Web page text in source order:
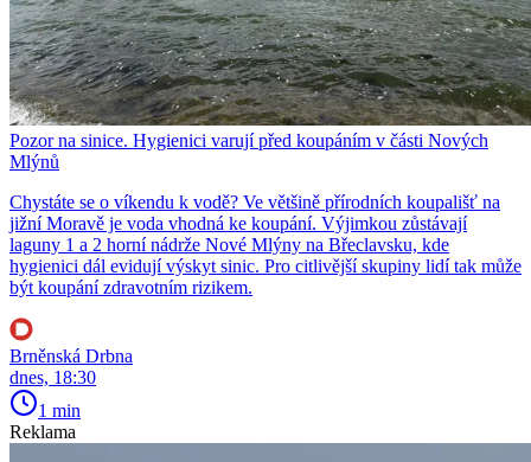
Pozor na sinice. Hygienici varují před koupáním v části Nových
Mlýnů
Chystáte se o víkendu k vodě? Ve většině přírodních koupališť na
jižní Moravě je voda vhodná ke koupání. Výjimkou zůstávají
laguny 1 a 2 horní nádrže Nové Mlýny na Břeclavsku, kde
hygienici dál evidují výskyt sinic. Pro citlivější skupiny lidí tak může
být koupání zdravotním rizikem.
Brněnská Drbna
dnes, 18:30
1 min
Reklama